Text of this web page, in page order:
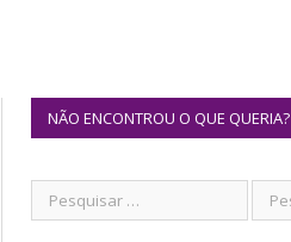
NÃO ENCONTROU O QUE QUERIA?